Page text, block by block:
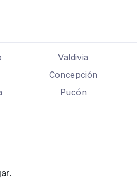
Valdivia
Concepción
Pucón